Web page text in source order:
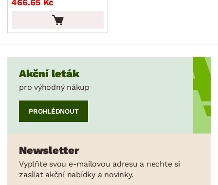
Akční leták
pro výhodný nákup
PROHLÉDNOUT
Newsletter
Vyplňte svou e-mailovou adresu a nechte si
zasílat akční nabídky a novinky.